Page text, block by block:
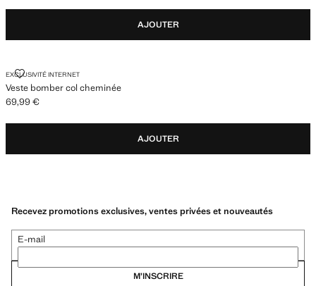
AJOUTER
EXCLUSIVITÉ INTERNET
Veste bomber col cheminée
VESTE BOMBER COL CHEMINÉE
Prix actuel [69,99 € ]
69,99 €
AJOUTER
Recevez promotions exclusives, ventes privées et nouveautés
E-mail
M’INSCRIRE